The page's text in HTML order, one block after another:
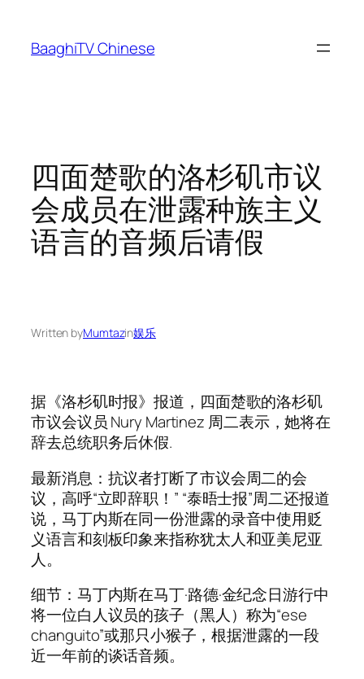
content
BaaghiTV Chinese
四面楚歌的洛杉矶市议
会成员在泄露种族主义
语言的音频后请假
Written byMumtazin娱乐
据《洛杉矶时报》报道，四面楚歌的洛杉矶
市议会议员 Nury Martinez 周二表示，她将在
辞去总统职务后休假.
最新消息：抗议者打断了市议会周二的会
议，高呼“立即辞职！” “泰晤士报”周二还报道
说，马丁内斯在同一份泄露的录音中使用贬
义语言和刻板印象来指称犹太人和亚美尼亚
人。
细节：马丁内斯在马丁·路德·金纪念日游行中
将一位白人议员的孩子（黑人）称为“ese
changuito”或那只小猴子，根据泄露的一段
近一年前的谈话音频。